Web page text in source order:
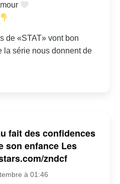
de «STAT» vont bon
la série nous donnent de
fait des confidences
son enfance Les
zndcf
à 01:46